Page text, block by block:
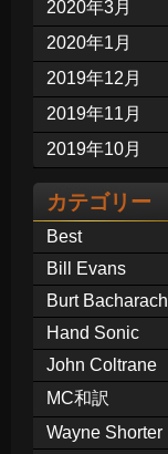
2020年3月
2020年1月
2019年12月
2019年11月
2019年10月
カテゴリー
Best
Bill Evans
Burt Bacharach
Hand Sonic
John Coltrane
MC和訳
Wayne Shorter